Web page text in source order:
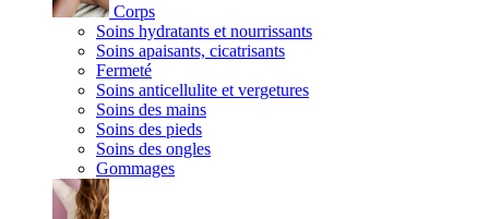
Corps
Soins hydratants et nourrissants
Soins apaisants, cicatrisants
Fermeté
Soins anticellulite et vergetures
Soins des mains
Soins des pieds
Soins des ongles
Gommages